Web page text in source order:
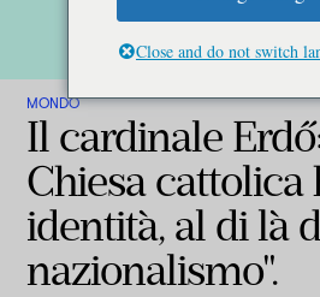
MONDO
Il cardinale
Chiesa cattolica
identità, al di là
nazionalismo".
Close and do not switch